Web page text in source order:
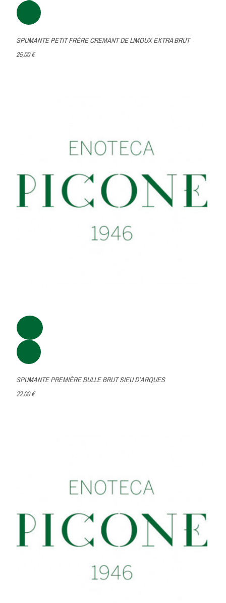
SPUMANTE PETIT FRÈRE CREMANT DE LIMOUX EXTRA BRUT
25,00 €
SPUMANTE PREMIÈRE BULLE BRUT SIEU D’ARQUES
22,00 €